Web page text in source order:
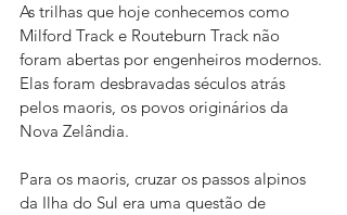
As trilhas que hoje conhecemos como
Milford Track e Routeburn Track não
foram abertas por engenheiros modernos.
Elas foram desbravadas séculos atrás
pelos maoris, os povos originários da
Nova Zelândia.
Para os maoris, cruzar os passos alpinos
da Ilha do Sul era uma questão de